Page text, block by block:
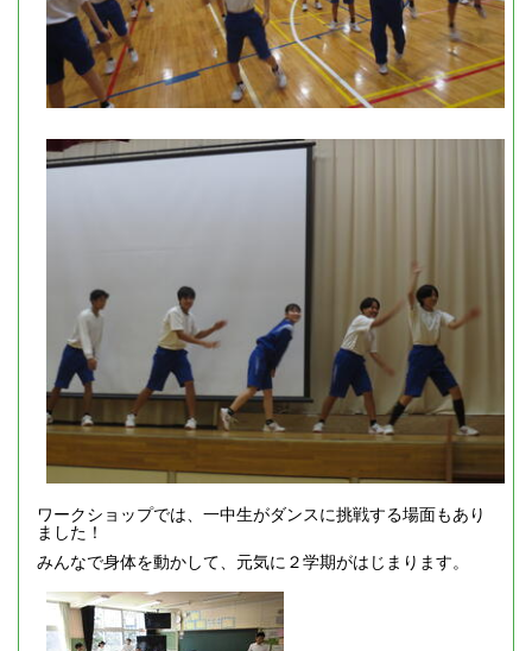
ワークショップでは、一中生がダンスに挑戦する場面もあり
ました！
みんなで身体を動かして、元気に２学期がはじまります。